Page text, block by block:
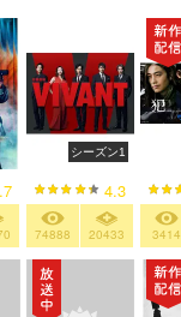
シーズン1
4.3
74888 20433 3414